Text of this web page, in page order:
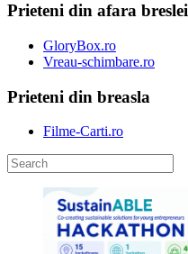
Prieteni din afara breslei
GloryBox.ro
Vreau-schimbare.ro
Prieteni din breasla
Filme-Carti.ro